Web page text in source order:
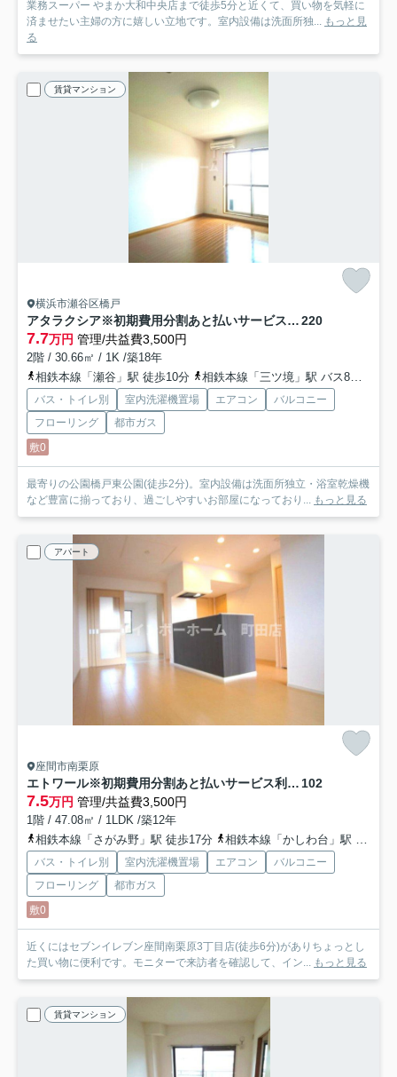
業務スーパー やまか大和中央店まで徒歩5分と近くて、買い物を気軽に
済ませたい主婦の方に嬉しい立地です。室内設備は洗面所独... もっと見
る
賃貸マンション
横浜市瀬谷区橋戸
アタラクシア※初期費用分割あと払いサービス利用可能物件 220
7.7万円 管理/共益費3,500円
2階 / 30.66㎡ / 1K /築18年
相鉄本線「瀬谷」駅 徒歩10分
相鉄本線「三ツ境」駅 バス8分 相鉄バス「梛の木石碑前」 停歩5分
バス・トイレ別 室内洗濯機置場 エアコン
バルコニー
フローリング
都市ガス
敷0
最寄りの公園橋戸東公園(徒歩2分)。室内設備は洗面所独立・浴室乾燥機
など豊富に揃っており、過ごしやすいお部屋になっており... もっと見る
アパート
座間市南栗原
エトワール※初期費用分割あと払いサービス利用可能物件 102
7.5万円 管理/共益費3,500円
1階 / 47.08㎡ / 1LDK /築12年
相鉄本線「さがみ野」駅 徒歩17分
相鉄本線「かしわ台」駅 徒歩18分
バス・トイレ別 室内洗濯機置場 エアコン
バルコニー
フローリング
都市ガス
敷0
近くにはセブンイレブン座間南栗原3丁目店(徒歩6分)がありちょっとし
た買い物に便利です。モニターで来訪者を確認して、イン... もっと見る
賃貸マンション